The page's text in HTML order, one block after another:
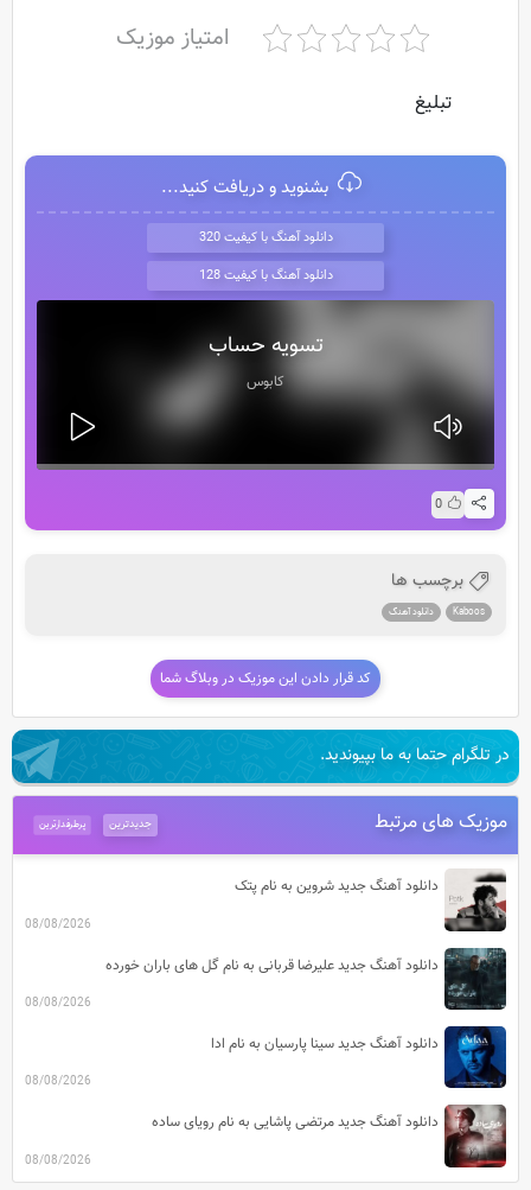
امتیاز موزیک
تبلیغ
بشنوید و دریافت کنید...
دانلود آهنگ با کیفیت 320
دانلود آهنگ با کیفیت 128
تسویه حساب
کابوس
0
برچسب ها
Kaboos دانلود آهنگ
کد قرار دادن این موزیک در وبلاگ شما
در تلگرام حتما به ما بپیوندید.
موزیک های مرتبط پرطرفدارترین جدیدترین
دانلود آهنگ جدید شروین به نام پتک
08/08/2026
دانلود آهنگ جدید علیرضا قربانی به نام گل های باران خورده
08/08/2026
دانلود آهنگ جدید سینا پارسیان به نام ادا
08/08/2026
دانلود آهنگ جدید مرتضی پاشایی به نام رویای ساده
08/08/2026